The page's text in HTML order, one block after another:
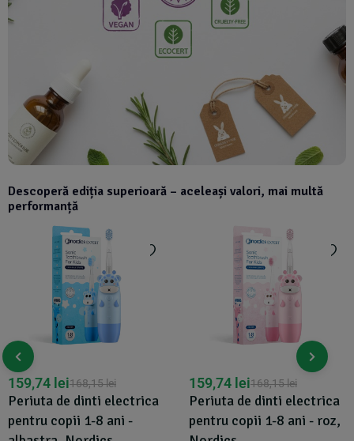
Descoperă ediția superioară – aceleași valori, mai multă
performanță
Periuta de dinti electrica
pentru copii 1-8 ani -
168,15lei
159,74 lei
Periuta de dinti electrica
pentru copii 1-8 ani - roz,
168,15lei
159,74 lei